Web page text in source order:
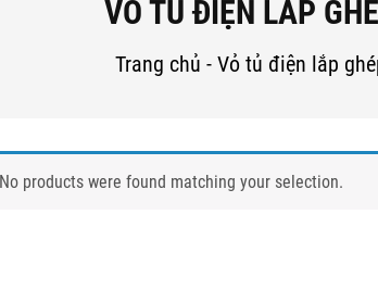
VỎ TỦ ĐIỆN LẮP
Trang chủ - Vỏ tủ điện lắp
No products were found matching your selection.